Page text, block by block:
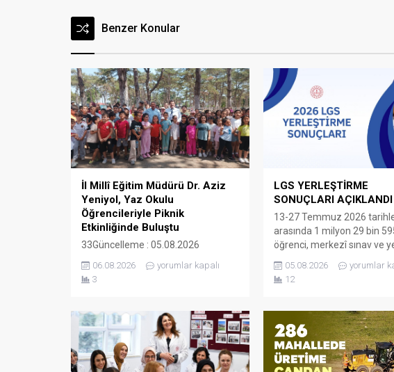
Benzer Konular
İl Millî Eğitim Müdürü Dr. Aziz
Yeniyol, Yaz Okulu
Öğrencileriyle Piknik
Etkinliğinde Buluştu
33Güncelleme : 05.08.2026
16:43Yayın : 05.08.2026 13:50 Yaz
okulu etkinlikleri kapsamında
Ergene ilçesinde bulunan Çamlık
eğitim gören öğrenciler için piknik
etkinliği düzenlendi. Etkinliğe katılan
İl Millî Eğitim Müdürü Dr. Aziz
Yeniyol, öğrenciler, öğretmenler ve
06.08.2026
yorumlar kapalı
3
LGS YERLEŞTİRME
SONUÇLARI AÇIKLANDI
13-27 Temmuz 2026
arasında 1 milyon 29 bin
öğrenci, merkezî sınav ve
yerleştirmeyle öğrenci alan
için tercihte bulundu.
yerleştirmede öğrencilerin
öğrenci alan okullarda
yüzde 95,76 Sınavla
okullar için açılan 198 bin
kontenjanın 190 bin...
05.08.2026
yorumlar
12